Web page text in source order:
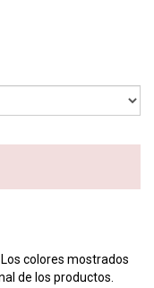
colores mostrados
de los productos.